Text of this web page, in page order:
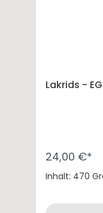
Lakrids -
24,00 €*
Inhalt: 470